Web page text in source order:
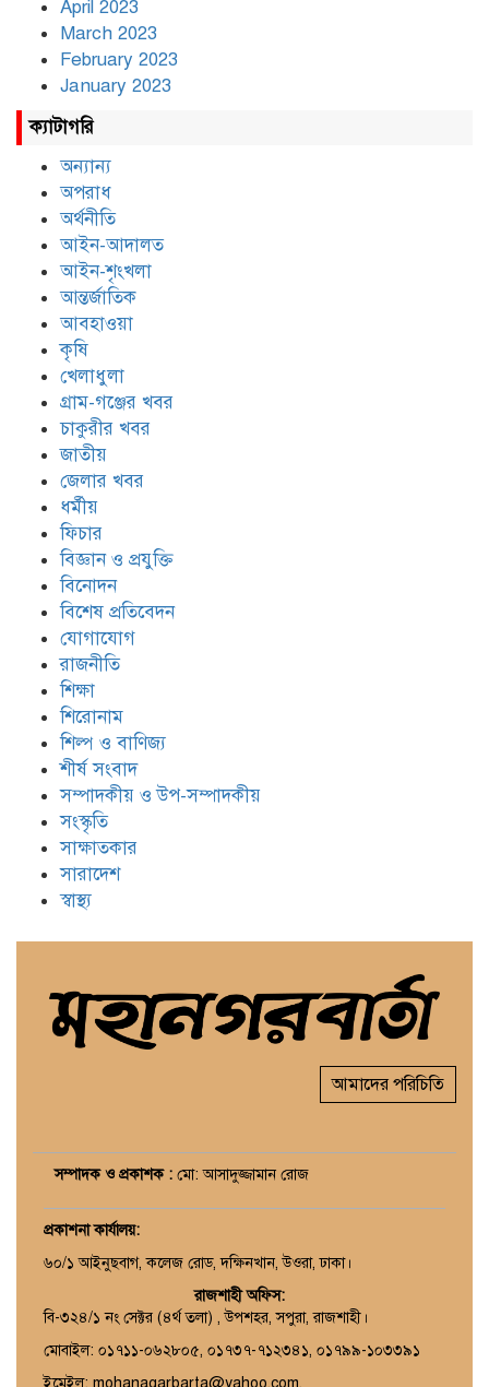
April 2023
March 2023
February 2023
January 2023
ক্যাটাগরি
অন্যান্য
অপরাধ
অর্থনীতি
আইন-আদালত
আইন-শৃংখলা
আন্তর্জাতিক
আবহাওয়া
কৃষি
খেলাধুলা
গ্রাম-গঞ্জের খবর
চাকুরীর খবর
জাতীয়
জেলার খবর
ধর্মীয়
ফিচার
বিজ্ঞান ও প্রযুক্তি
বিনোদন
বিশেষ প্রতিবেদন
যোগাযোগ
রাজনীতি
শিক্ষা
শিরোনাম
শিল্প ও বাণিজ্য
শীর্ষ সংবাদ
সম্পাদকীয় ও উপ-সম্পাদকীয়
সংস্কৃতি
সাক্ষাতকার
সারাদেশ
স্বাস্থ্য
আমাদের পরিচিতি
সম্পাদক ও প্রকাশক : মো: আসাদুজ্জামান রোজ
প্রকাশনা কার্যালয়:
৬০/১ আইনুছবাগ, কলেজ রোড, দক্ষিনখান, উওরা, ঢাকা।
রাজশাহী অফিস:
বি-৩২৪/১ নং সেক্টর (৪র্থ তলা) , উপশহর, সপুরা, রাজশাহী।
মোবাইল: ০১৭১১-০৬২৮০৫, ০১৭৩৭-৭১২৩৪১, ০১৭৯৯-১০৩৩৯১